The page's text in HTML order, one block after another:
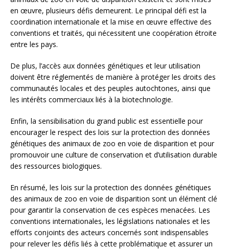
en œuvre, plusieurs défis demeurent. Le principal défi est la
coordination internationale et la mise en œuvre effective des
conventions et traités, qui nécessitent une coopération étroite
entre les pays.
De plus, l’accès aux données génétiques et leur utilisation
doivent être réglementés de manière à protéger les droits des
communautés locales et des peuples autochtones, ainsi que
les intérêts commerciaux liés à la biotechnologie.
Enfin, la sensibilisation du grand public est essentielle pour
encourager le respect des lois sur la protection des données
génétiques des animaux de zoo en voie de disparition et pour
promouvoir une culture de conservation et d’utilisation durable
des ressources biologiques.
En résumé, les lois sur la protection des données génétiques
des animaux de zoo en voie de disparition sont un élément clé
pour garantir la conservation de ces espèces menacées. Les
conventions internationales, les législations nationales et les
efforts conjoints des acteurs concernés sont indispensables
pour relever les défis liés à cette problématique et assurer un